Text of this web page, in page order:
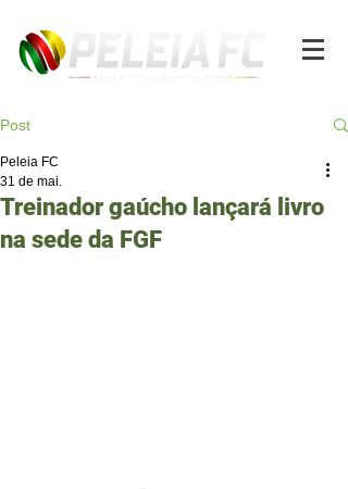
Post
Treinador gaúcho lançará livro
na sede da FGF
Peleia FC
31 de mai.